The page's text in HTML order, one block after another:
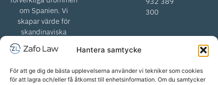
Hantera samtycke
För att ge dig de bästa upplevelserna använder vi tekniker som cookies
för att lagra och/eller få åtkomst till enhetsinformation. Om du samtycker
om Spanien. Vi
skapar värde för
skandinaviska
advokater när vi
hjälper till med att
spanska
300